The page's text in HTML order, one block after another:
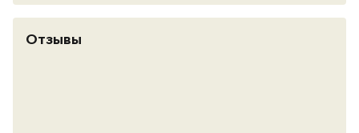
Отзывы